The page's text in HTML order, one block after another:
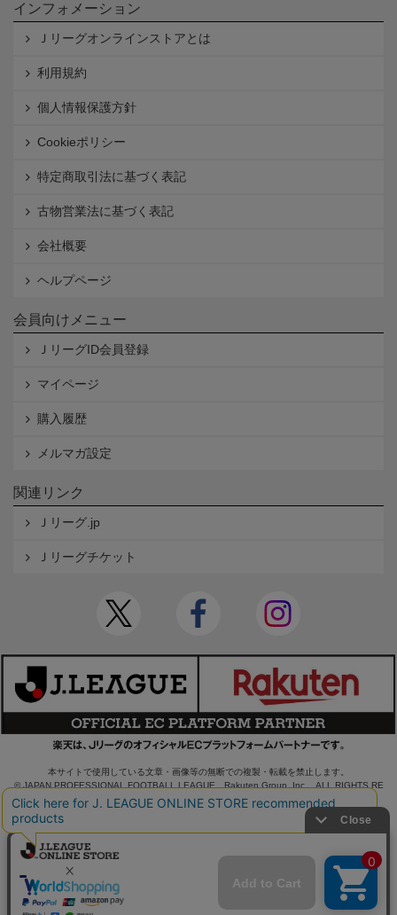
インフォメーション
Ｊリーグオンラインストアとは
利用規約
個人情報保護方針
Cookieポリシー
特定商取引法に基づく表記
古物営業法に基づく表記
会社概要
ヘルプページ
会員向けメニュー
ＪリーグID会員登録
マイページ
購入履歴
メルマガ設定
関連リンク
Ｊリーグ.jp
Ｊリーグチケット
本サイトで使用している文章・画像等の無断での複製・転載を禁止します。
© JAPAN PROFESSIONAL FOOTBALL LEAGUE Rakuten Group, Inc. ALL RIGHTS RE
SERVED.